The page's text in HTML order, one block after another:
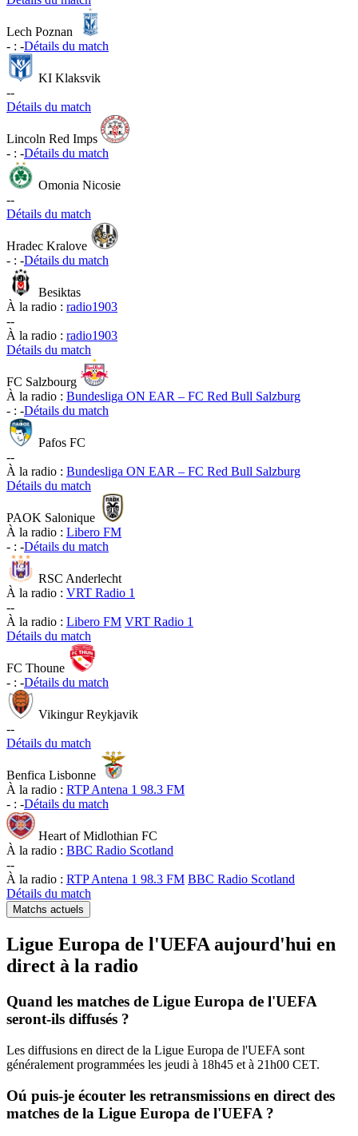
Lech Poznan
- : -Détails du match
KI Klaksvik
--
Détails du match
Lincoln Red Imps
- : -Détails du match
Omonia Nicosie
--
Détails du match
Hradec Kralove
- : -Détails du match
Besiktas
À la radio : radio1903
--
À la radio : radio1903
Détails du match
FC Salzbourg
À la radio : Bundesliga ON EAR – FC Red Bull Salzburg
- : -Détails du match
Pafos FC
--
À la radio : Bundesliga ON EAR – FC Red Bull Salzburg
Détails du match
PAOK Salonique
À la radio : Libero FM
- : -Détails du match
RSC Anderlecht
À la radio : VRT Radio 1
--
À la radio : Libero FM VRT Radio 1
Détails du match
FC Thoune
- : -Détails du match
Vikingur Reykjavik
--
Détails du match
Benfica Lisbonne
À la radio : RTP Antena 1 98.3 FM
- : -Détails du match
Heart of Midlothian FC
À la radio : BBC Radio Scotland
--
À la radio : RTP Antena 1 98.3 FM BBC Radio Scotland
Détails du match
Matchs actuels
Ligue Europa de l'UEFA aujourd'hui en
direct à la radio
Quand les matches de Ligue Europa de l'UEFA
seront-ils diffusés ?
Les diffusions en direct de la Ligue Europa de l'UEFA sont
généralement programmées les jeudi à 18h45 et à 21h00 CET.
Oú puis-je écouter les retransmissions en direct des
matches de la Ligue Europa de l'UEFA ?